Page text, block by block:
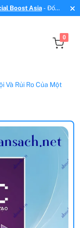
Boost Asia- Đối
tăng follow uy tín!
0
Và Rủi Ro Của Một